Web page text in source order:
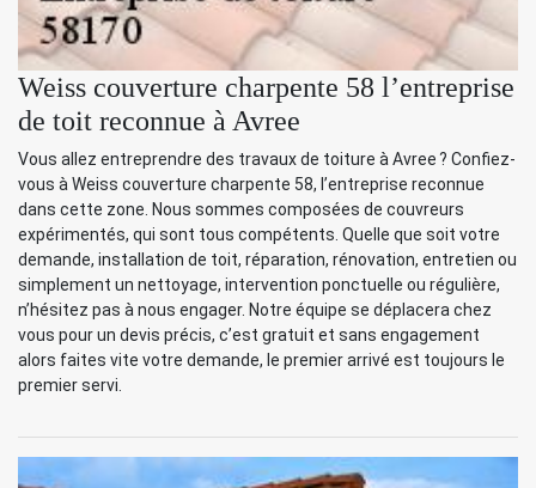
Weiss couverture charpente 58 l’entreprise
de toit reconnue à Avree
Vous allez entreprendre des travaux de toiture à Avree ? Confiez-
vous à Weiss couverture charpente 58, l’entreprise reconnue
dans cette zone. Nous sommes composées de couvreurs
expérimentés, qui sont tous compétents. Quelle que soit votre
demande, installation de toit, réparation, rénovation, entretien ou
simplement un nettoyage, intervention ponctuelle ou régulière,
n’hésitez pas à nous engager. Notre équipe se déplacera chez
vous pour un devis précis, c’est gratuit et sans engagement
alors faites vite votre demande, le premier arrivé est toujours le
premier servi.